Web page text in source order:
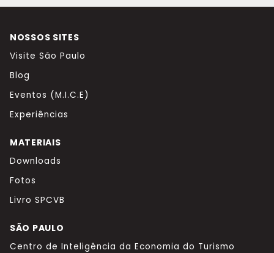
NOSSOS SITES
Visite São Paulo
Blog
Eventos (M.I.C.E)
Experiências
MATERIAIS
Downloads
Fotos
Livro SPCVB
SÃO PAULO
Centro de Inteligência da Economia do Turismo